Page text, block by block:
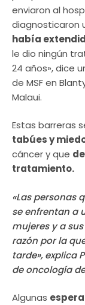
enviaron al
diagnosticaron
había
le dio ningún
24 años», dice
de MSF en
Malaui.
Estas barreras
tabúes y
cáncer y que
tratamiento.
«Las personas
se enfrentan a
mujeres y a
razón por la
tarde», explica
de oncología
Algunas